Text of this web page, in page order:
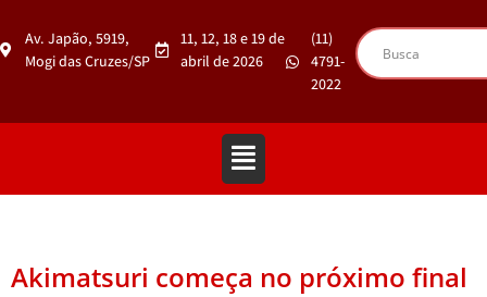
Av. Japão, 5919,
Mogi das Cruzes/SP
11, 12, 18 e 19 de
abril de 2026
(11)
4791-
2022
Akimatsuri começa no próximo final